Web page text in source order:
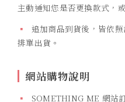
主動通知您是否更換款式，
▪
追加商品到貨後，皆依
排單出貨。
網站購物說明
▪
SOMETHING ME 網站